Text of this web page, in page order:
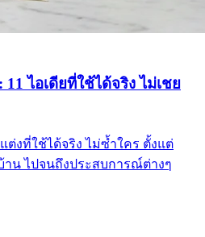
ไอเดียที่ใช้ได้จริง ไม่เชย
ต่งที่ใช้ได้จริง ไม่ซ้ำใคร ตั้งแต่
าน ไปจนถึงประสบการณ์ต่างๆ